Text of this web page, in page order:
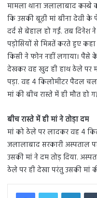
मामला थाना जलालाबाद कस्बे
कि उसकी बूढ़ी मां बीना देवी
दर्द से बेहाल हो गईं. तब दिनेश
पड़ोसियों से मिन्नतें करते हुए
किसी ने फोन नहीं लगाया।
देखकर वह खुद ही हाथ ठेले पर
पड़ा. वह 4 किलोमीटर पैदल
मां की बीच रास्ते में ही मौत हो
बीच रास्ते में ही मां ने तोड़ा दम
मां को ठेले पर लादकर वह 4
जलालाबाद सरकारी अस्पताल
उसकी मां ने दम तोड़ दिया.
ठेले पर ही देखा परंतु उसकी मां